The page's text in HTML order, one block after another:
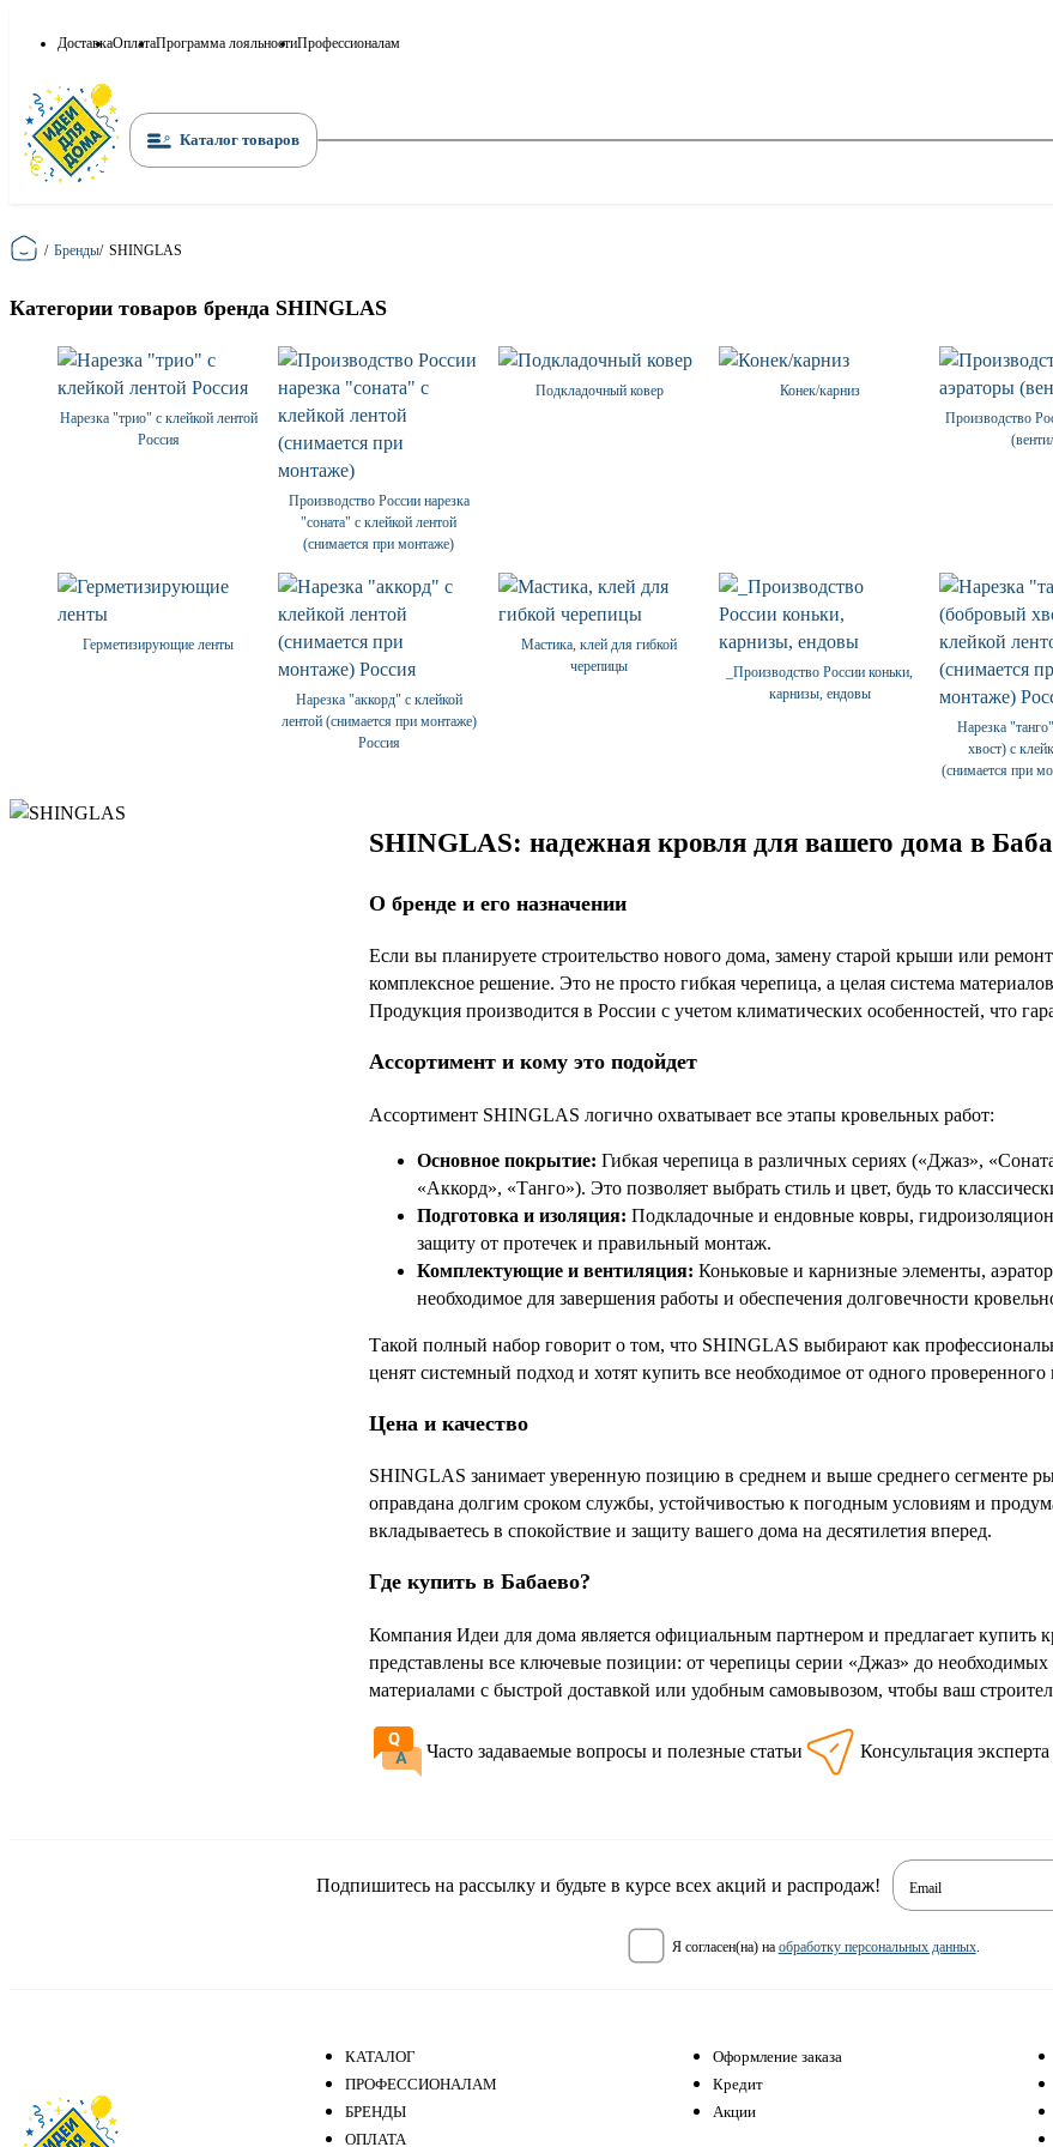
ДоставкаОплатаПрограмма лояльностиПрофессионалам
Каталог товаров
Главная
/ Бренды/ SHINGLAS
Категории товаров бренда SHINGLAS
Нарезка "трио" с клейкой лентой
Россия
Производство России нарезка
"соната" с клейкой лентой
(снимается при монтаже)
Подкладочный ковер
Конек/карниз
Производство
Герметизирующие ленты
Нарезка "аккорд" с клейкой
лентой (снимается при монтаже)
Россия
Мастика, клей для гибкой
черепицы
_Производство России коньки,
карнизы, ендовы
Нарезка
хвост) с
(снимается при
SHINGLAS: надежная кровля для вашего дома в
О бренде и его назначении
Если вы планируете строительство нового дома, замену старой крыши или
комплексное решение. Это не просто гибкая черепица, а целая система
Продукция производится в России с учетом климатических особенностей, что
Ассортимент и кому это подойдет
Ассортимент SHINGLAS логично охватывает все этапы кровельных работ:
Основное покрытие: Гибкая черепица в различных сериях («Джаз»,
«Аккорд», «Танго»). Это позволяет выбрать стиль и цвет, будь то
Подготовка и изоляция: Подкладочные и ендовные ковры,
защиту от протечек и правильный монтаж.
Комплектующие и вентиляция: Коньковые и карнизные элементы,
необходимое для завершения работы и обеспечения долговечности
Такой полный набор говорит о том, что SHINGLAS выбирают как
ценят системный подход и хотят купить все необходимое от одного проверенного
Цена и качество
SHINGLAS занимает уверенную позицию в среднем и выше среднего сегменте
оправдана долгим сроком службы, устойчивостью к погодным условиям и
вкладываетесь в спокойствие и защиту вашего дома на десятилетия вперед.
Где купить в Бабаево?
Компания Идеи для дома является официальным партнером и предлагает
представлены все ключевые позиции: от черепицы серии «Джаз» до
материалами с быстрой доставкой или удобным самовывозом, чтобы ваш
Часто задаваемые вопросы и полезные статьи Консультация эксперта
Подпишитесь на рассылку и будьте в курсе всех акций и распродаж! Email
я согласен(на) на обработку персональных данных.
КАТАЛОГ
ПРОФЕССИОНАЛАМ
БРЕНДЫ
ОПЛАТА
Оформление заказа
Кредит
Акции